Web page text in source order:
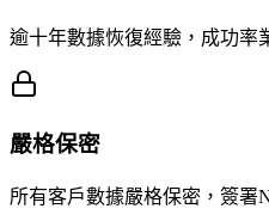
逾十年數據恢復經驗，成功率
嚴格保密
所有客戶數據嚴格保密，簽